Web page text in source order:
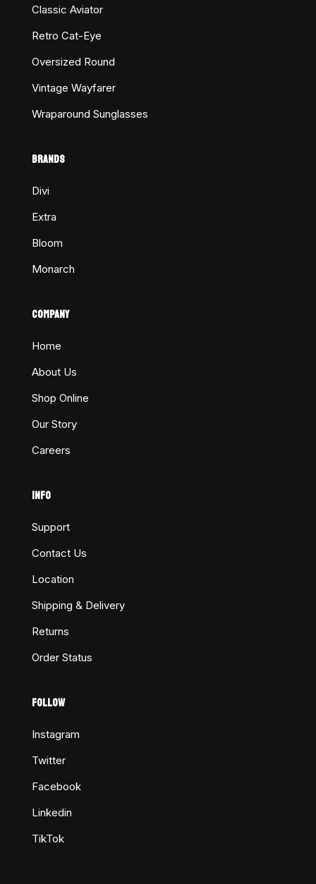
Classic Aviator
Retro Cat-Eye
Oversized Round
Vintage Wayfarer
Wraparound Sunglasses
BRANDS
Divi
Extra
Bloom
Monarch
COMPANY
Home
About Us
Shop Online
Our Story
Careers
INFO
Support
Contact Us
Location
Shipping & Delivery
Returns
Order Status
FOLLOW
Instagram
Twitter
Facebook
Linkedin
TikTok